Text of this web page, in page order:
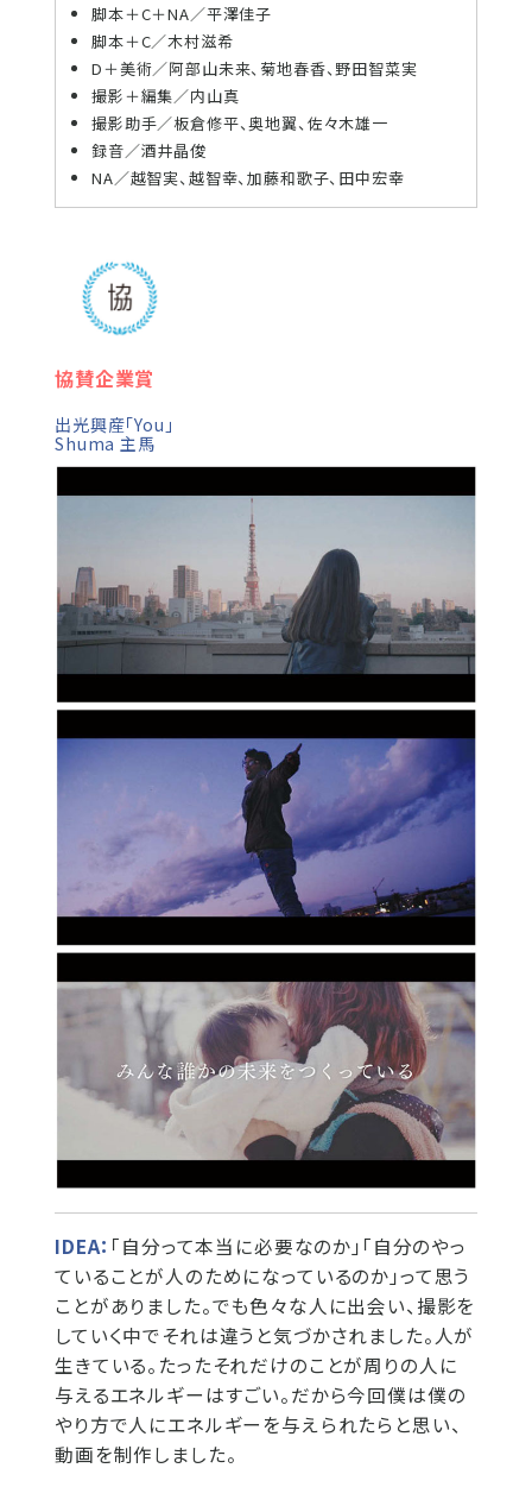
脚本＋C＋NA／平澤佳子
脚本＋C／木村滋希
D＋美術／阿部山未来、菊地春香、野田智菜実
撮影＋編集／内山真
撮影助手／板倉修平、奥地翼、佐々木雄一
録音／酒井晶俊
NA／越智実、越智幸、加藤和歌子、田中宏幸
協賛企業賞
出光興産「You」
Shuma 主馬
IDEA： 「自分って本当に必要なのか」「自分のやっ
ていることが人のためになっているのか」って思う
ことがありました。でも色々な人に出会い、撮影を
していく中でそれは違うと気づかされました。人が
生きている。たったそれだけのことが周りの人に
与えるエネルギーはすごい。だから今回僕は僕の
やり方で人にエネルギーを与えられたらと思い、
動画を制作しました。